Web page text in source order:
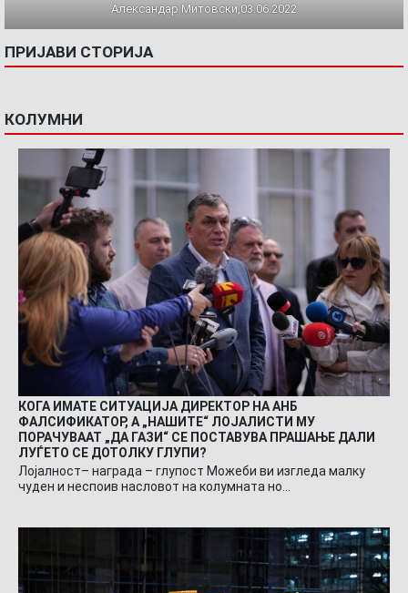
Александар Митовски,03.06.2022
ПРИЈАВИ СТОРИЈА
КОЛУМНИ
КОГА ИМАТЕ СИТУАЦИЈА ДИРЕКТОР НА АНБ
ФАЛСИФИКАТОР, А „НАШИТЕ“ ЛОЈАЛИСТИ МУ
ПОРАЧУВААТ „ДА ГАЗИ“ СЕ ПОСТАВУВА ПРАШАЊЕ ДАЛИ
ЛУЃЕТО СЕ ДОТОЛКУ ГЛУПИ?
Лојалност– награда – глупост Можеби ви изгледа малку
чуден и неспоив насловот на колумната но…